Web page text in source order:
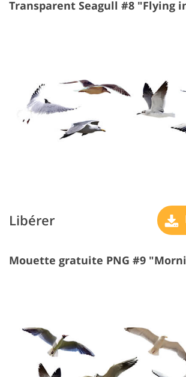
Transparent Seagull #8 "Flying
Libérer
Mouette gratuite PNG #9